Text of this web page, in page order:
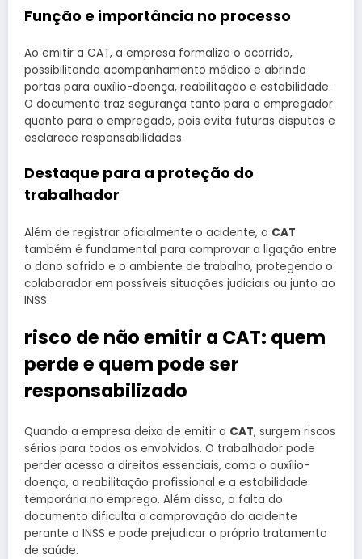
Função e importância no processo
Ao emitir a CAT, a empresa formaliza o ocorrido,
possibilitando acompanhamento médico e abrindo
portas para auxílio-doença, reabilitação e estabilidade.
O documento traz segurança tanto para o empregador
quanto para o empregado, pois evita futuras disputas e
esclarece responsabilidades.
Destaque para a proteção do
trabalhador
Além de registrar oficialmente o acidente, a CAT
também é fundamental para comprovar a ligação entre
o dano sofrido e o ambiente de trabalho, protegendo o
colaborador em possíveis situações judiciais ou junto ao
INSS.
risco de não emitir a CAT: quem
perde e quem pode ser
responsabilizado
Quando a empresa deixa de emitir a CAT, surgem riscos
sérios para todos os envolvidos. O trabalhador pode
perder acesso a direitos essenciais, como o auxílio-
doença, a reabilitação profissional e a estabilidade
temporária no emprego. Além disso, a falta do
documento dificulta a comprovação do acidente
perante o INSS e pode prejudicar o próprio tratamento
de saúde.